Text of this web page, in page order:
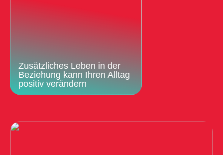
Zusätzliches Leben in der
Beziehung kann Ihren Alltag
positiv verändern